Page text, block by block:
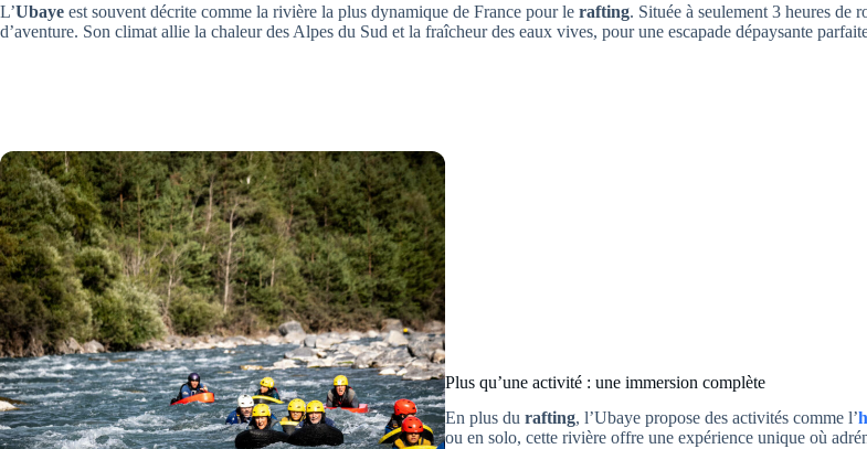
L’Ubaye est souvent décrite comme la rivière la plus dynamique de France pour le rafting. Située à seulement 3 heures de
d’aventure. Son climat allie la chaleur des Alpes du Sud et la fraîcheur des eaux vives, pour une escapade dépaysante
Plus qu’une activité : une immersion complète
En plus durafting, l’Ubaye propose des activités comme l’
ou en solo, cette rivière offre une expérience unique où